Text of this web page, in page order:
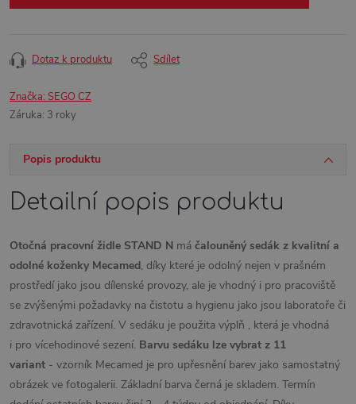
Dotaz k produktu Sdílet
Značka: SEGO CZ
Záruka: 3 roky
Popis produktu
Detailní popis produktu
Otočná pracovní židle STAND N má čalouněný sedák z kvalitní a
odolné koženky Mecamed, díky které je odolný nejen v prašném
prostředí jako jsou dílenské provozy, ale je vhodný i pro pracoviště
se zvýšenými požadavky na čistotu a hygienu jako jsou laboratoře či
zdravotnická zařízení. V sedáku je použita výplň , která je vhodná
i pro vícehodinové sezení. Barvu sedáku lze vybrat z 11
variant - vzorník Mecamed je pro upřesnění barev jako samostatný
obrázek ve fotogalerii. Základní barva černá je skladem. Termín